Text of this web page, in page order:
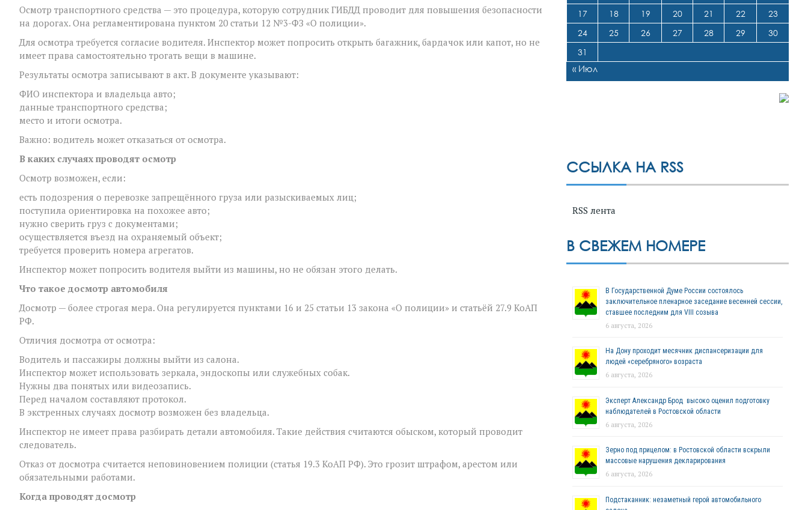
Осмотр транспортного средства — это процедура, которую сотрудник ГИБДД проводит для повышения безопасности
на дорогах. Она регламентирована пунктом 20 статьи 12 №3-ФЗ «О полиции».
Для осмотра требуется согласие водителя. Инспектор может попросить открыть багажник, бардачок или капот, но не
имеет права самостоятельно трогать вещи в машине.
Результаты осмотра записывают в акт. В документе указывают:
ФИО инспектора и владельца авто;
данные транспортного средства;
место и итоги осмотра.
Важно: водитель может отказаться от осмотра.
В каких случаях проводят осмотр
Осмотр возможен, если:
есть подозрения о перевозке запрещённого груза или разыскиваемых лиц;
поступила ориентировка на похожее авто;
нужно сверить груз с документами;
осуществляется въезд на охраняемый объект;
требуется проверить номера агрегатов.
Инспектор может попросить водителя выйти из машины, но не обязан этого делать.
Что такое досмотр автомобиля
Досмотр — более строгая мера. Она регулируется пунктами 16 и 25 статьи 13 закона «О полиции» и статьёй 27.9 КоАП
РФ.
Отличия досмотра от осмотра:
Водитель и пассажиры должны выйти из салона.
Инспектор может использовать зеркала, эндоскопы или служебных собак.
Нужны два понятых или видеозапись.
Перед началом составляют протокол.
В экстренных случаях досмотр возможен без владельца.
Инспектор не имеет права разбирать детали автомобиля. Такие действия считаются обыском, который проводит
следователь.
Отказ от досмотра считается неповиновением полиции (статья 19.3 КоАП РФ). Это грозит штрафом, арестом или
обязательными работами.
Когда проводят досмотр
17
18 19 20 21 22
23
24
25 26 27 28 29
30
31
« Июл
ССЫЛКА НА RSS
RSS лента
В СВЕЖЕМ НОМЕРЕ
В Государственной Думе России состоялось
заключительное пленарное заседание весенней сессии,
ставшее последним для VIII созыва
6 августа, 2026
На Дону проходит месячник диспансеризации для
людей «серебряного» возраста
6 августа, 2026
Эксперт Александр Брод высоко оценил подготовку
наблюдателей в Ростовской области
6 августа, 2026
Зерно под прицелом: в Ростовской области вскрыли
массовые нарушения декларирования
6 августа, 2026
Подстаканник: незаметный герой автомобильного